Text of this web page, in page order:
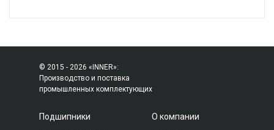
© 2015 - 2026 «INNER»:
Производство и поставка
промышленных комплектующих
Подшипники
О компании